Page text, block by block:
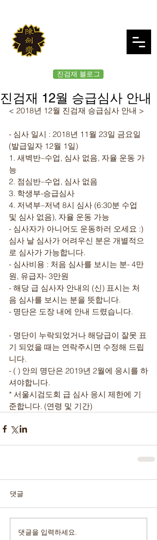
진검재 블로그
진검재 12월 승급심사 안내
< 2018년 12월 진검재 승급심사 안내 >
- 심사 일시 : 2018년 11월 23일 금요일
(발급일자 12월 1일)
1. 새벽반–수업, 심사 없음, 자율 운동 가
능
2. 점심반–수업, 심사 없음
3. 학생부-승급심사
4. 저녁부–저녁 8시 심사 (6:30분 수업
및 심사 없음), 자율 운동 가능
- 심사자가 아니어도 운동하러 오세요 :)
심사 날 심사가 어려우신 분은 개별적으
로 심사가 가능합니다.
- 심사비용 : 처음 심사를 보시는 분- 4만
원, 유급자- 3만원
- 해당 급 심사자 안내의 (신) 표시는 처
음 심사를 보시는 분을 뜻합니다.
- 명단은 도장 내에 안내 드렸습니다.
- 명단이 누락되었거나 해당급이 잘못 표
기 되었을 때는 연락주시면 수정해 드립
니다.
- ( ) 안의 명단은 2019년 2월에 응시를 하
셔야합니다.
* 서울시검도회 급 심사 응시 제한에 기
준합니다. (연령 및 기간)
댓글
댓글을 입력하세요.